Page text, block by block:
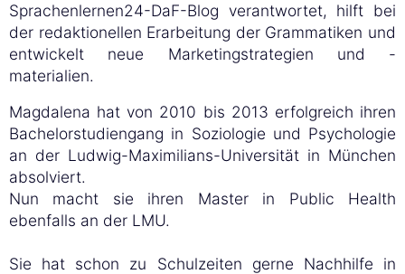
Sprachenlernen24-DaF-Blog verantwortet, hilft bei
der redaktionellen Erarbeitung der Grammatiken und
entwickelt neue Marketingstrategien und -
materialien.
Magdalena hat von 2010 bis 2013 erfolgreich ihren
Bachelorstudiengang in Soziologie und Psychologie
an der Ludwig-Maximilians-Universität in München
absolviert.
Nun macht sie ihren Master in Public Health
ebenfalls an der LMU.
Sie hat schon zu Schulzeiten gerne Nachhilfe in